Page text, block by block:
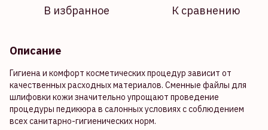
В избранное К сравнению
Описание
Гигиена и комфорт косметических процедур зависит от
качественных расходных материалов. Сменные файлы для
шлифовки кожи значительно упрощают проведение
процедуры педикюра в салонных условиях с соблюдением
всех санитарно-гигиенических норм.